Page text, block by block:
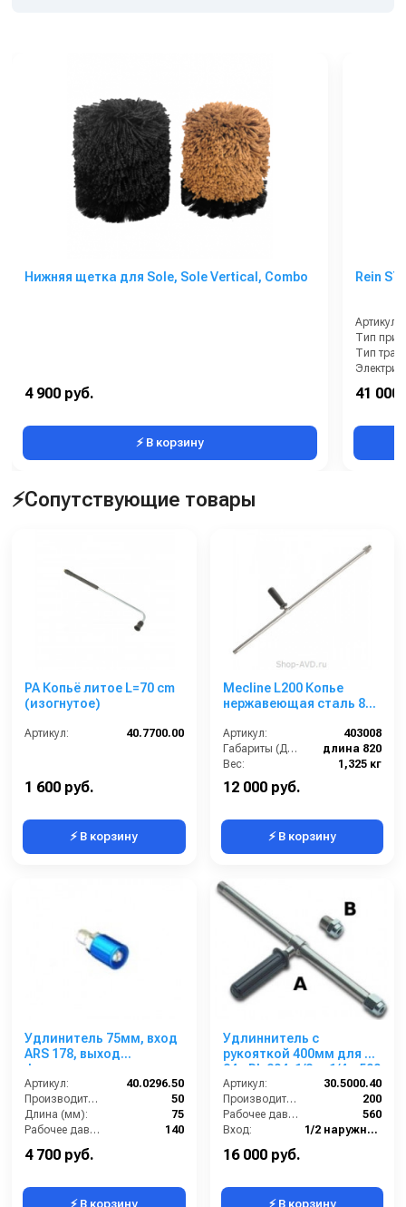
Нижняя щетка для Sole, Sole Vertical, Combo
4 900 руб.
⚡ В корзину
Rein
Артикул:
Тип
Тип
41 000
⚡Сопутствующие товары
PA Копьё литое L=70 cm
(изогнутое)
Артикул: 40.7700.00
1 600 руб.
⚡ В корзину
Mecline L200 Копье
нержавеющая сталь 820
Артикул:
403008
Габариты (ДхШхВ):
длина 820
Вес:
1,325 кг
12 000 руб.
⚡ В корзину
Удлинитель 75мм, вход
ARS 178, выход
форсунка, нерж. сталь,
цвет синий форсунка
2540 для смыва
Артикул:
40.0296.50
Производительность (л/мин):
50
Длина (мм):
75
Рабочее давление (бар):
140
4 700 руб.
⚡ В корзину
Удлиннитель с
рукояткой 400мм для RL
84 - RL 204; 1/2ш-1/4г. 500
бар
Артикул:
30.5000.40
Производительность (л/мин):
200
Рабочее давление (бар):
560
Вход:
1/2 наружняя резьба
16 000 руб.
⚡ В корзину